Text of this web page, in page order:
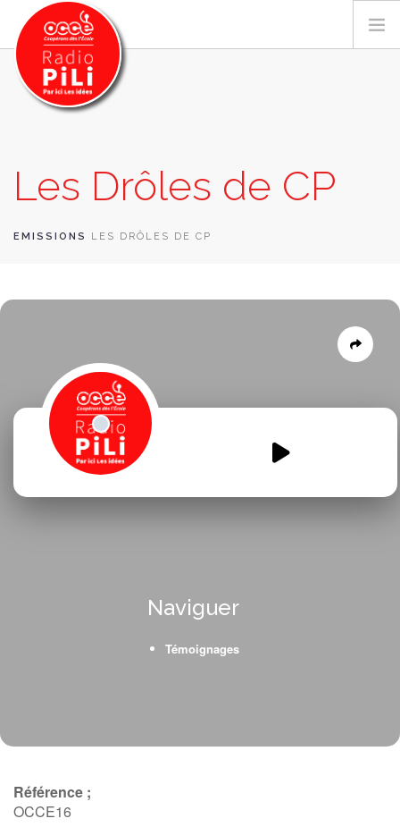
GRILLE DES PROGRAMMES
EMISSIONS / PODCASTS
SUR LE TERRITOIRE
CONTACT
Les Drôles de CP
EMISSIONS LES DRÔLES DE CP
Droles-de-CP-St-Lary.mp3
Naviguer
Témoignages
Référence ;
OCCE16